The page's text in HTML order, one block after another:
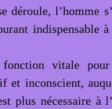
déroule, l’homme
indispensable
vitale
et inconscient,
plus nécessaire à